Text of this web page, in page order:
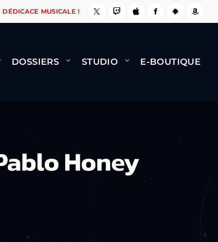
LE FAIT ! NAMI BERNARD MINET - FLY
DÉDICACE MUSICALE !
DOSSIERS STUDIO E-BOUTIQUE
Honey